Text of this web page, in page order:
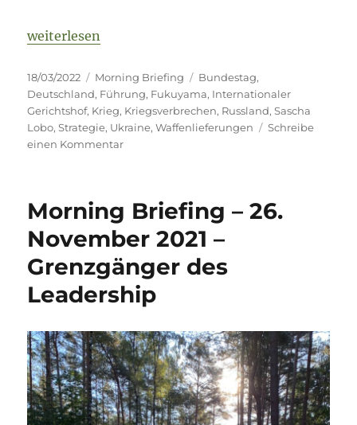
„Fog of War – Tag 23“
weiterlesen
Veröffentlicht
am
18/03/2022 Kategorien
Morning Briefing Schlagwörter
Bundestag,
Deutschland, Führung, Fukuyama, Internationaler
Gerichtshof, Krieg, Kriegsverbrechen, Russland,Sascha
Lobo,Strategie, Ukraine,Waffenlieferungen
Schreibe
einen Kommentarzu
–
23
Morning Briefing – 26.
November 2021 –
Grenzgänger des
Leadership